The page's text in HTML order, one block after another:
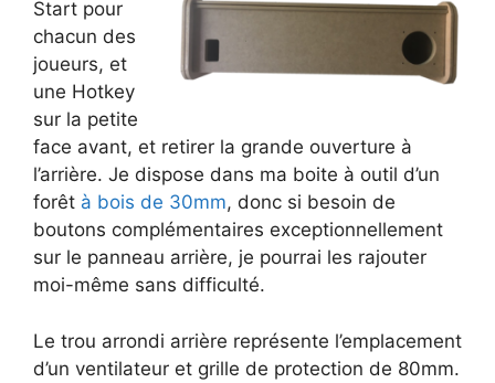
Start pour
chacun des
joueurs, et
une Hotkey
sur la petite
face avant, et retirer la grande ouverture à
l’arrière. Je dispose dans ma boite à outil d’un
forêt à bois de 30mm, donc si besoin de
boutons complémentaires exceptionnellement
sur le panneau arrière, je pourrai les rajouter
moi-même sans difficulté.
Le trou arrondi arrière représente l’emplacement
d’un ventilateur et grille de protection de 80mm.